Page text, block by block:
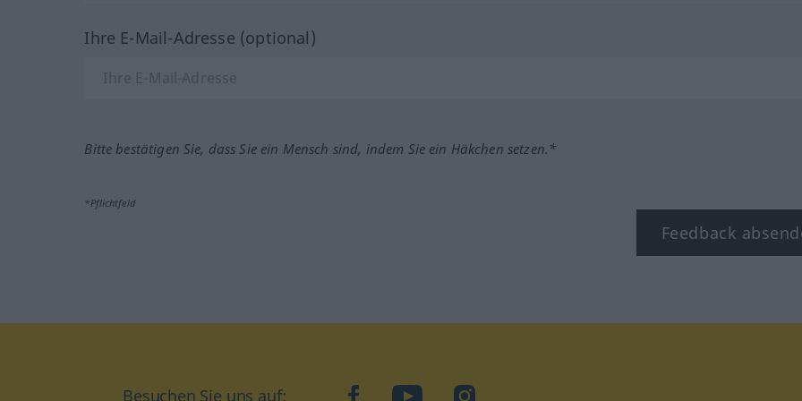
Ihre E-Mail-Adresse (optional)
Bitte bestätigen Sie, dass Sie ein Mensch sind, indem Sie ein Häkchen setzen.*
*Pflichtfeld
Feedback
Besuchen Sie uns auf: facebookYouTubeInstagram